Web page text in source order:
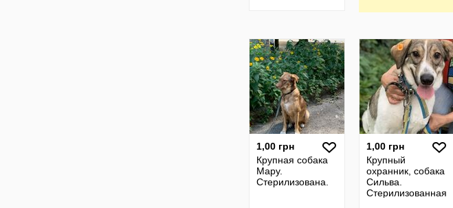
1,00 грн
Крупная собака
Мару.
Стерилизована.
1,00 грн
Крупный
охранник, собака
Сильва.
Стерилизованная.